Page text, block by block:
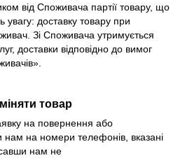
від Споживача партії товару, що
увагу: доставку товару при
Зі Споживача утримується
доставки відповідно до вимог
товар
на повернення або
на номери телефонів, вказані
нам не